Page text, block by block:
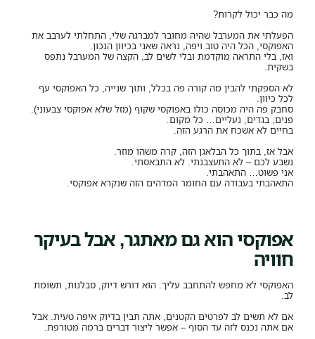
מה כבר יכול לקרות?
הפעלתי את המערבל שהיה מחובר למברגה שלי, התחלתי לערבב את
האפוקסי, הכל היה טוב ויפה, נראה שאני בכיוון הנכון.
ואז, בלי התראה מוקדמת ובלי לשים לב, הקצה של המערבל נתפס
בשקית.
לא הספקתי להבין מה קורה פה בכלל, ותוך שנייה, כל האפוקסי עף
לכל כיוון.
סחבק פה היה מכוסה כולו באפוקסי שקוף (מזל שלא אפוקסי צבעוני).
פנים, בגדים, נעליים… כל מקום.
בחיים לא אשכח את הרגע הזה.
אבל אז, בתוך כל הבלאגן הזה, קרה משהו מוזר.
נשבע לכם – לא התעצבנתי. לא התבאסתי.
אני פשוט… התאהבתי.
התאהבתי בעבודה עם החומר המדהים הזה שנקרא אפוקסי.
אפוקסי הוא גם מאתגר, אבל בעיקר
חוויה
האפוקסי לא מחפש להתחבב עליך. הוא דורש דיוק, סבלנות, תשומת
לב.
אם לא תשים לב לפרטים הקטנים, אתה תבין בדיוק איפה טעית. אבל
אם אתה נכנס לזה עד הסוף – אפשר ליצור דברים ברמה מטורפת.